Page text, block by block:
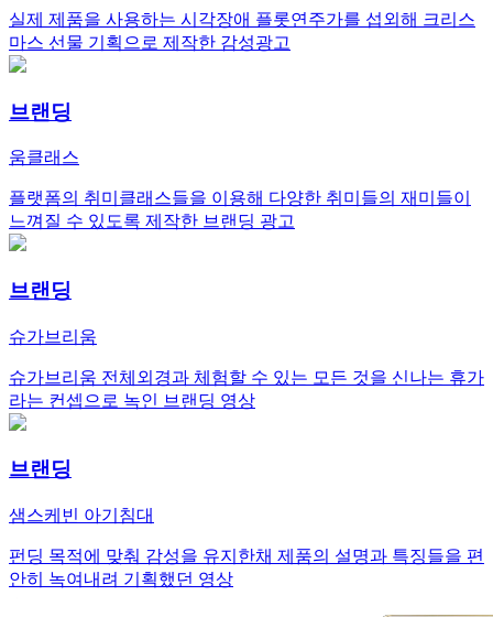
실제 제품을 사용하는 시각장애 플롯연주가를 섭외해 크리스
마스 선물 기획으로 제작한 감성광고
브랜딩
움클래스
플랫폼의 취미클래스들을 이용해 다양한 취미들의 재미들이
느껴질 수 있도록 제작한 브랜딩 광고
브랜딩
슈가브리움
슈가브리움 전체외경과 체험할 수 있는 모든 것을 신나는 휴가
라는 컨셉으로 녹인 브랜딩 영상
브랜딩
샘스케빈 아기침대
펀딩 목적에 맞춰 감성을 유지한채 제품의 설명과 특징들을 편
안히 녹여내려 기획했던 영상